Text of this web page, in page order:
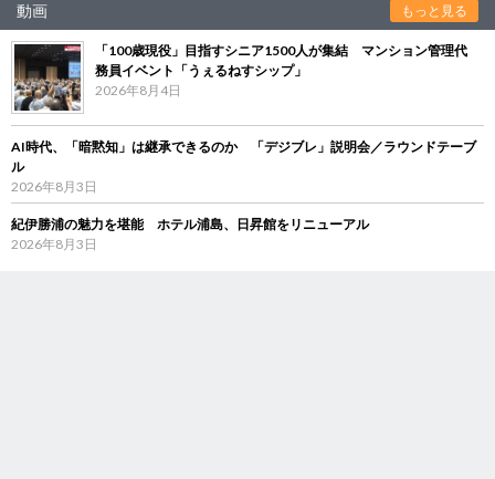
動画 もっと見る
「100歳現役」目指すシニア1500人が集結 マンション管理代
務員イベント「うぇるねすシップ」
2026年8月4日
AI時代、「暗黙知」は継承できるのか 「デジブレ」説明会／ラウンドテーブ
ル
2026年8月3日
紀伊勝浦の魅力を堪能 ホテル浦島、日昇館をリニューアル
2026年8月3日